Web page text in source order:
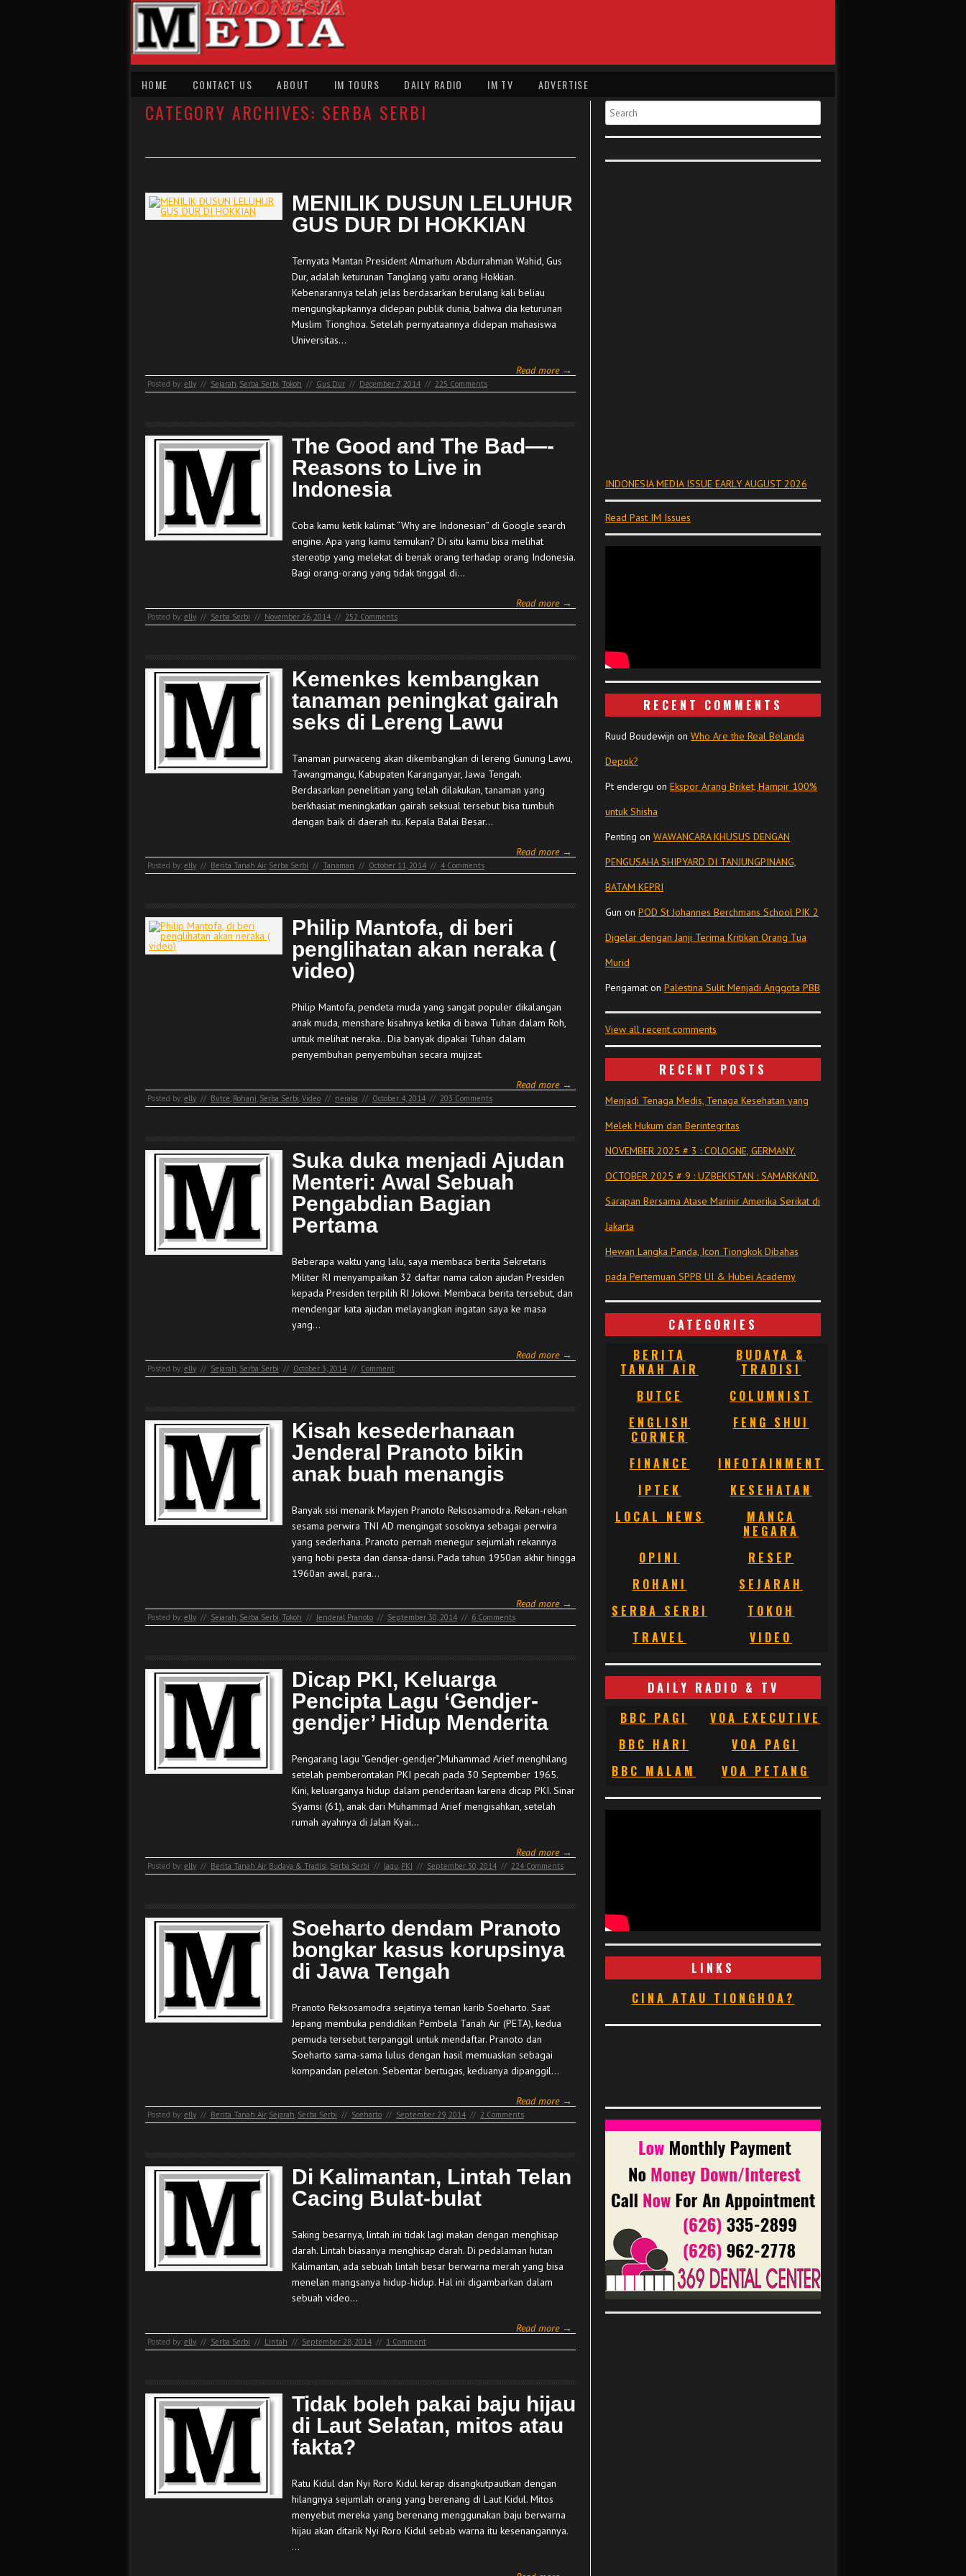
HOME CONTACT US ABOUT IM TOURS DAILY RADIO IM TV ADVERTISE
CATEGORY ARCHIVES: SERBA SERBI
MENILIK DUSUN LELUHUR
GUS DUR DI HOKKIAN
Ternyata Mantan President Almarhum Abdurrahman Wahid, Gus
Dur, adalah keturunan Tanglang yaitu orang Hokkian.
Kebenarannya telah jelas berdasarkan berulang kali beliau
mengungkapkannya didepan publik dunia, bahwa dia keturunan
Muslim Tionghoa. Setelah pernyataannya didepan mahasiswa
Universitas…
Read more →
Posted by: elly // Sejarah, Serba Serbi,Tokoh // Gus Dur // December 7, 2014 // 225 Comments
The Good and The Bad—-
Reasons to Live in
Indonesia
Coba kamu ketik kalimat “Why are Indonesian” di Google search
engine. Apa yang kamu temukan? Di situ kamu bisa melihat
stereotip yang melekat di benak orang terhadap orang Indonesia.
Bagi orang-orang yang tidak tinggal di…
Read more →
Posted by: elly // Serba Serbi // November 26, 2014 // 252 Comments
Kemenkes kembangkan
tanaman peningkat gairah
seks di Lereng Lawu
Tanaman purwaceng akan dikembangkan di lereng Gunung Lawu,
Tawangmangu, Kabupaten Karanganyar, Jawa Tengah.
Berdasarkan penelitian yang telah dilakukan, tanaman yang
berkhasiat meningkatkan gairah seksual tersebut bisa tumbuh
dengan baik di daerah itu. Kepala Balai Besar…
Read more →
Posted by: elly // Berita Tanah Air, Serba Serbi // Tanaman // October 11, 2014 // 4 Comments
Philip Mantofa, di beri
penglihatan akan neraka (
video)
Philip Mantofa, pendeta muda yang sangat populer dikalangan
anak muda, menshare kisahnya ketika di bawa Tuhan dalam Roh,
untuk melihat neraka.. Dia banyak dipakai Tuhan dalam
penyembuhan penyembuhan secara mujizat.
Read more →
Posted by: elly // Butce, Rohani, Serba Serbi,Video // neraka // October 4, 2014 // 203 Comments
Suka duka menjadi Ajudan
Menteri: Awal Sebuah
Pengabdian Bagian
Pertama
Beberapa waktu yang lalu, saya membaca berita Sekretaris
Militer RI menyampaikan 32 daftar nama calon ajudan Presiden
kepada Presiden terpilih RI Jokowi. Membaca berita tersebut, dan
mendengar kata ajudan melayangkan ingatan saya ke masa
yang…
Read more →
Posted by: elly // Sejarah, Serba Serbi // October 3, 2014 // Comment
Kisah kesederhanaan
Jenderal Pranoto bikin
anak buah menangis
Banyak sisi menarik Mayjen Pranoto Reksosamodra. Rekan-rekan
sesama perwira TNI AD mengingat sosoknya sebagai perwira
yang sederhana. Pranoto pernah menegur sejumlah rekannya
yang hobi pesta dan dansa-dansi. Pada tahun 1950an akhir hingga
1960an awal, para…
Read more →
Posted by: elly // Sejarah, Serba Serbi,Tokoh // Jenderal Pranoto // September 30, 2014 // 6 Comments
Dicap PKI, Keluarga
Pencipta Lagu ‘Gendjer-
gendjer’ Hidup Menderita
Pengarang lagu “Gendjer-gendjer”,Muhammad Arief menghilang
setelah pemberontakan PKI pecah pada 30 September 1965.
Kini, keluarganya hidup dalam penderitaan karena dicap PKI. Sinar
Syamsi (61), anak dari Muhammad Arief mengisahkan, setelah
rumah ayahnya di Jalan Kyai…
Read more →
Posted by: elly // Berita Tanah Air, Budaya & Tradisi, Serba Serbi // lagu, PKI // September 30, 2014 // 224 Comments
Soeharto dendam Pranoto
bongkar kasus korupsinya
di Jawa Tengah
Pranoto Reksosamodra sejatinya teman karib Soeharto. Saat
Jepang membuka pendidikan Pembela Tanah Air (PETA), kedua
pemuda tersebut terpanggil untuk mendaftar. Pranoto dan
Soeharto sama-sama lulus dengan hasil memuaskan sebagai
kompandan peleton. Sebentar bertugas, keduanya dipanggil…
Read more →
Posted by: elly // Berita Tanah Air, Sejarah, Serba Serbi // Soeharto // September 29, 2014 // 2 Comments
Di Kalimantan, Lintah Telan
Cacing Bulat-bulat
Saking besarnya, lintah ini tidak lagi makan dengan menghisap
darah. Lintah biasanya menghisap darah. Di pedalaman hutan
Kalimantan, ada sebuah lintah besar berwarna merah yang bisa
menelan mangsanya hidup-hidup. Hal ini digambarkan dalam
sebuah video…
Read more →
Posted by: elly // Serba Serbi // Lintah // September 28, 2014 // 1 Comment
Tidak boleh pakai baju hijau
di Laut Selatan, mitos atau
fakta?
Ratu Kidul dan Nyi Roro Kidul kerap disangkutpautkan dengan
hilangnya sejumlah orang yang berenang di Laut Kidul. Mitos
menyebut mereka yang berenang menggunakan baju berwarna
hijau akan ditarik Nyi Roro Kidul sebab warna itu kesenangannya.
…
Search
INDONESIA MEDIA ISSUE EARLY AUGUST 2026
Read Past IM Issues
RECENT COMMENTS
Ruud Boudewijn on Who Are the Real Belanda
Depok?
Pt endergu on Ekspor Arang Briket, Hampir 100%
untuk Shisha
Penting on WAWANCARA KHUSUS DENGAN
PENGUSAHA SHIPYARD DI TANJUNGPINANG,
BATAM KEPRI
Gun on POD St Johannes Berchmans School PIK 2
Digelar dengan Janji Terima Kritikan Orang Tua
Murid
Pengamat on Palestina Sulit Menjadi Anggota PBB
View all recent comments
RECENT POSTS
Menjadi Tenaga Medis, Tenaga Kesehatan yang
Melek Hukum dan Berintegritas
NOVEMBER 2025 # 3 : COLOGNE, GERMANY.
OCTOBER 2025 # 9 : UZBEKISTAN : SAMARKAND.
Sarapan Bersama Atase Marinir Amerika Serikat di
Jakarta
Hewan Langka Panda, Icon Tiongkok Dibahas
pada Pertemuan SPPB UI & Hubei Academy
CATEGORIES
BERITA
TANAH AIR
BUDAYA &
TRADISI
BUTCE
COLUMNIST
ENGLISH
CORNER
FENG SHUI
FINANCE
INFOTAINMENT
IPTEK
KESEHATAN
LOCAL NEWS
MANCA
NEGARA
OPINI
RESEP
ROHANI
SEJARAH
SERBA SERBI
TOKOH
TRAVEL
VIDEO
DAILY RADIO & TV
BBC PAGI
VOA EXECUTIVE
BBC HARI
VOA PAGI
BBC MALAM
VOA PETANG
LINKS
CINA ATAU TIONGHOA?